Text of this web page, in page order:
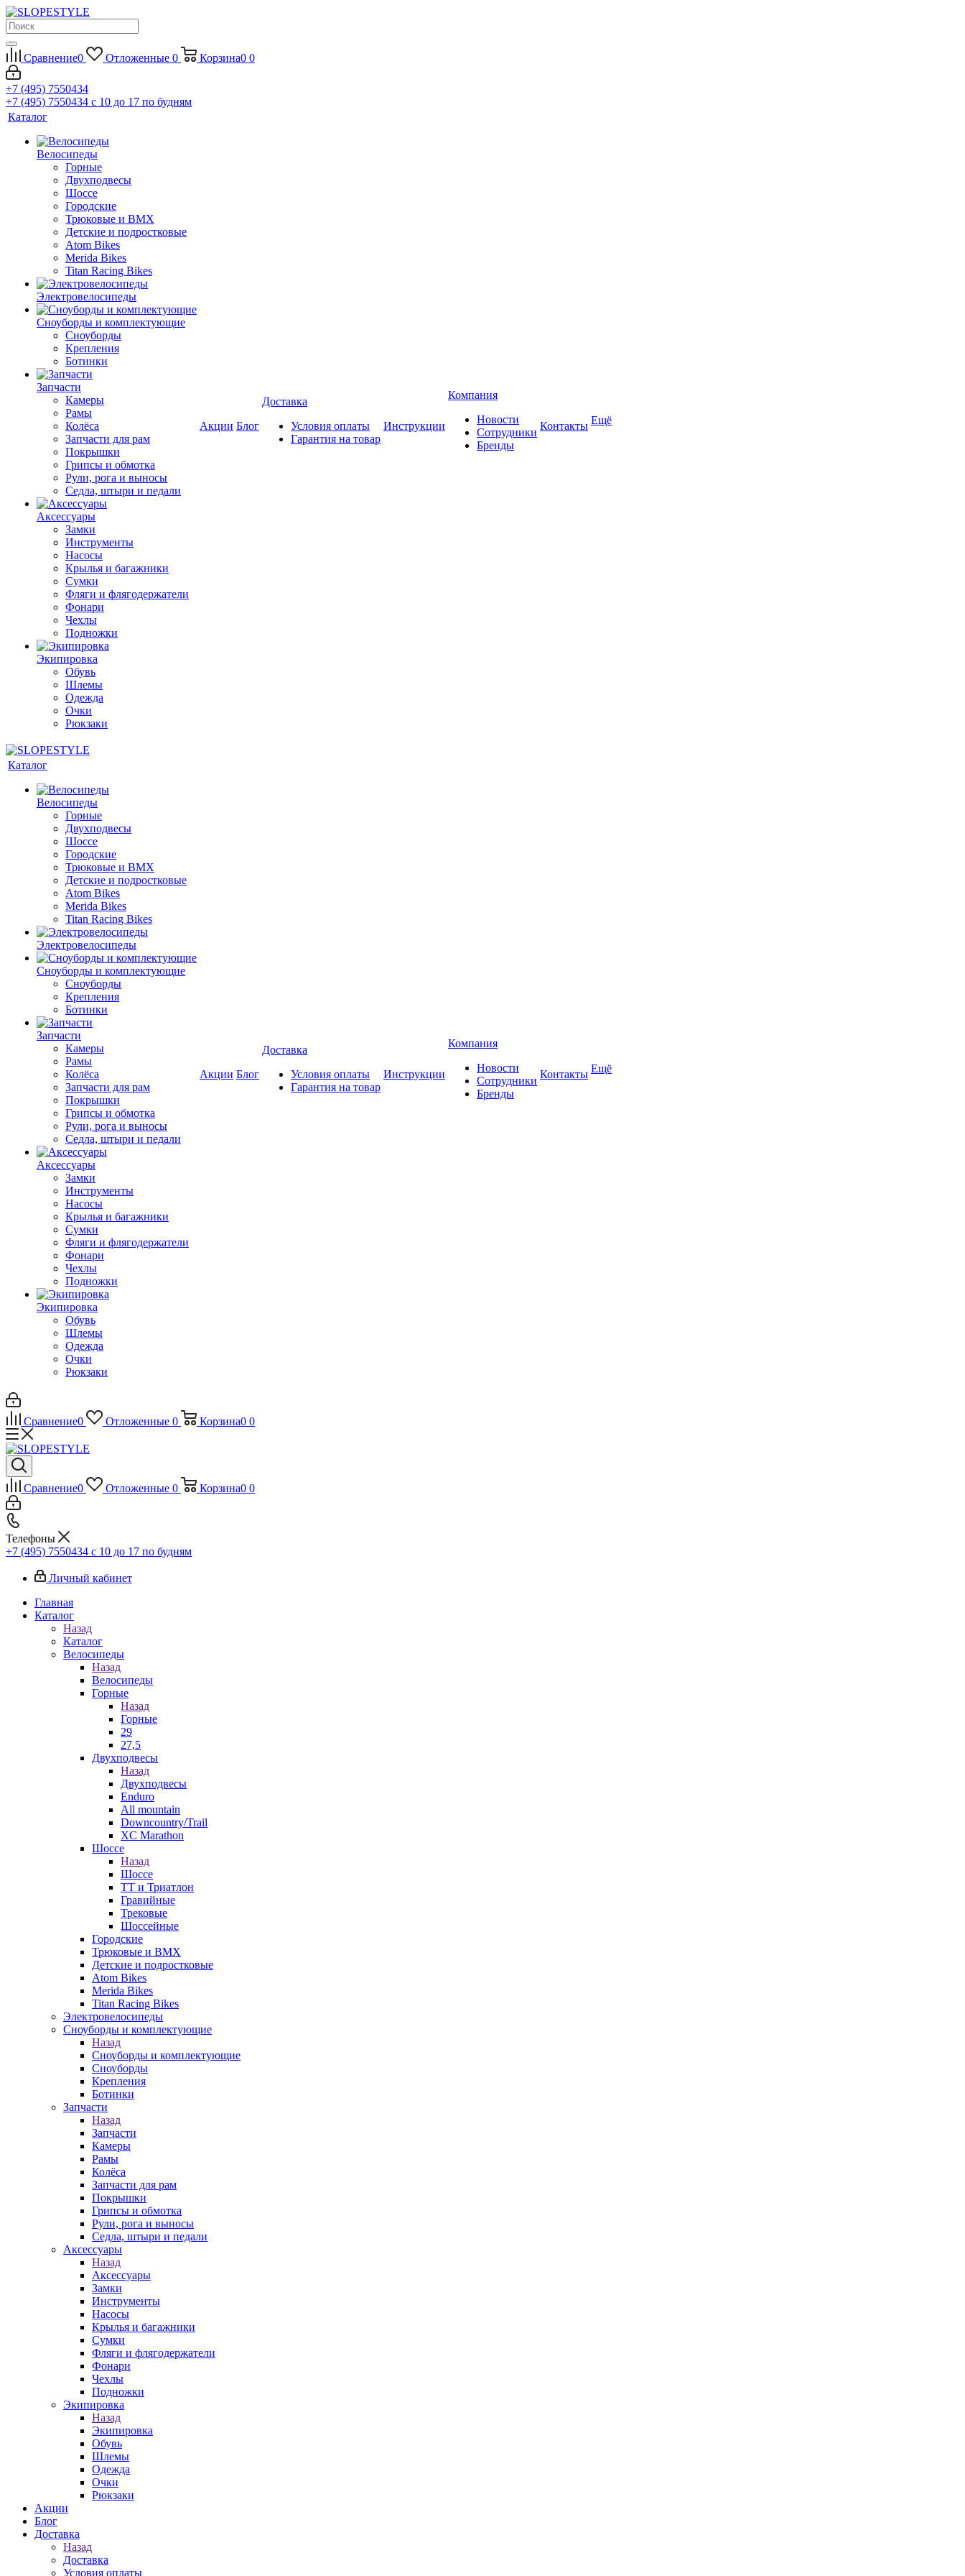
Сравнение0 Отложенные 0 Корзина0 0
+7 (495) 7550434
+7 (495) 7550434 с 10 до 17 по будням
Каталог
Велосипеды
Горные
Двухподвесы
Шоссе
Городские
Трюковые и BMX
Детские и подростковые
Atom Bikes
Merida Bikes
Titan Racing Bikes
Электровелосипеды
Cноуборды и комплектующие
Сноуборды
Крепления
Ботинки
Запчасти
Камеры
Рамы
Колёса
Запчасти для рам
Покрышки
Грипсы и обмотка
Рули, рога и выносы
Седла, штыри и педали
Аксессуары
Замки
Инструменты
Насосы
Крылья и багажники
Сумки
Фляги и флягодержатели
Фонари
Чехлы
Подножки
Экипировка
Обувь
Шлемы
Одежда
Очки
Рюкзаки
Акции Блог
Доставка
Условия оплаты
Гарантия на товар
Инструкции
Компания
Новости
Сотрудники
Бренды
Контакты Ещё
Каталог
Велосипеды
Горные
Двухподвесы
Шоссе
Городские
Трюковые и BMX
Детские и подростковые
Atom Bikes
Merida Bikes
Titan Racing Bikes
Электровелосипеды
Cноуборды и комплектующие
Сноуборды
Крепления
Ботинки
Запчасти
Камеры
Рамы
Колёса
Запчасти для рам
Покрышки
Грипсы и обмотка
Рули, рога и выносы
Седла, штыри и педали
Аксессуары
Замки
Инструменты
Насосы
Крылья и багажники
Сумки
Фляги и флягодержатели
Фонари
Чехлы
Подножки
Экипировка
Обувь
Шлемы
Одежда
Очки
Рюкзаки
Акции Блог
Доставка
Условия оплаты
Гарантия на товар
Инструкции
Компания
Новости
Сотрудники
Бренды
Контакты Ещё
Сравнение0 Отложенные 0 Корзина0 0
Сравнение0 Отложенные 0 Корзина0 0
Телефоны
+7 (495) 7550434 с 10 до 17 по будням
Личный кабинет
Главная
Каталог
Назад
Каталог
Велосипеды
Назад
Велосипеды
Горные
Назад
Горные
29
27,5
Двухподвесы
Назад
Двухподвесы
Enduro
All mountain
Downcountry/Trail
XC Marathon
Шоссе
Назад
Шоссе
ТТ и Триатлон
Гравийные
Трековые
Шоссейные
Городские
Трюковые и BMX
Детские и подростковые
Atom Bikes
Merida Bikes
Titan Racing Bikes
Электровелосипеды
Cноуборды и комплектующие
Назад
Cноуборды и комплектующие
Сноуборды
Крепления
Ботинки
Запчасти
Назад
Запчасти
Камеры
Рамы
Колёса
Запчасти для рам
Покрышки
Грипсы и обмотка
Рули, рога и выносы
Седла, штыри и педали
Аксессуары
Назад
Аксессуары
Замки
Инструменты
Насосы
Крылья и багажники
Сумки
Фляги и флягодержатели
Фонари
Чехлы
Подножки
Экипировка
Назад
Экипировка
Обувь
Шлемы
Одежда
Очки
Рюкзаки
Акции
Блог
Доставка
Назад
Доставка
Условия оплаты